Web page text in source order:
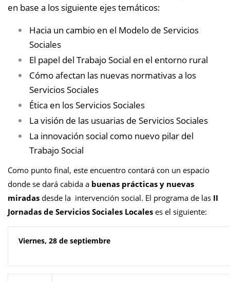
en base a los siguiente ejes temáticos:
Hacia un cambio en el Modelo de Servicios
Sociales
El papel del Trabajo Social en el entorno rural
Cómo afectan las nuevas normativas a los
Servicios Sociales
Ética en los Servicios Sociales
La visión de las usuarias de Servicios Sociales
La innovación social como nuevo pilar del
Trabajo Social
Como punto final, este encuentro contará con un espacio
donde se dará cabida a buenas prácticas y nuevas
miradas desde la intervención social. El programa de las II
Jornadas de Servicios Sociales Locales es el siguiente:
Viernes, 28 de septiembre